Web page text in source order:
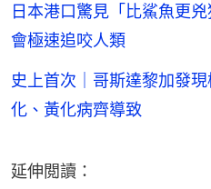
日本港口驚見「比鯊魚更
會極速追咬人類
史上首次｜哥斯達黎加發
化、黃化病齊導致
延伸閲讀：